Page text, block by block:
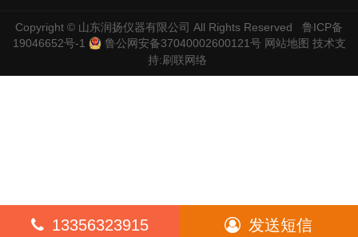
Copyright © 山东润扬仪器有限公司 All Rights Reserved 鲁ICP备
19046652号-1
鲁公网安备37040002600121号 网站地图 技术支
持:刷联网络
13356323915 发送短信